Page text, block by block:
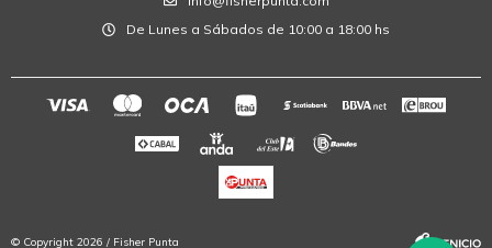
De Lunes a Sábados de 10:00 a 18:00 hs
© Copyright 2026 / Fisher Punta